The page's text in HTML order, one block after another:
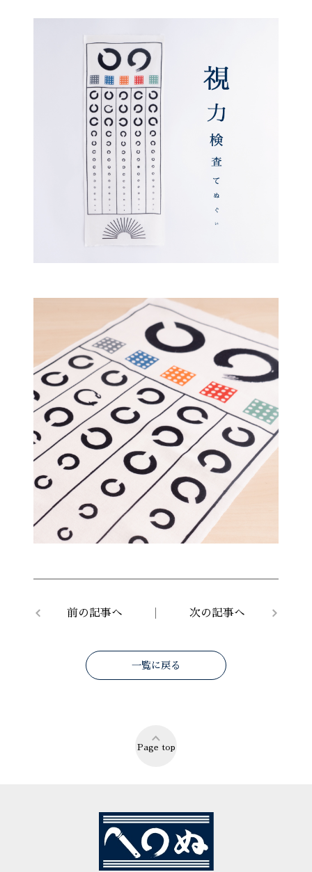
前の記事へ 次の記事へ
一覧に戻る
Page top